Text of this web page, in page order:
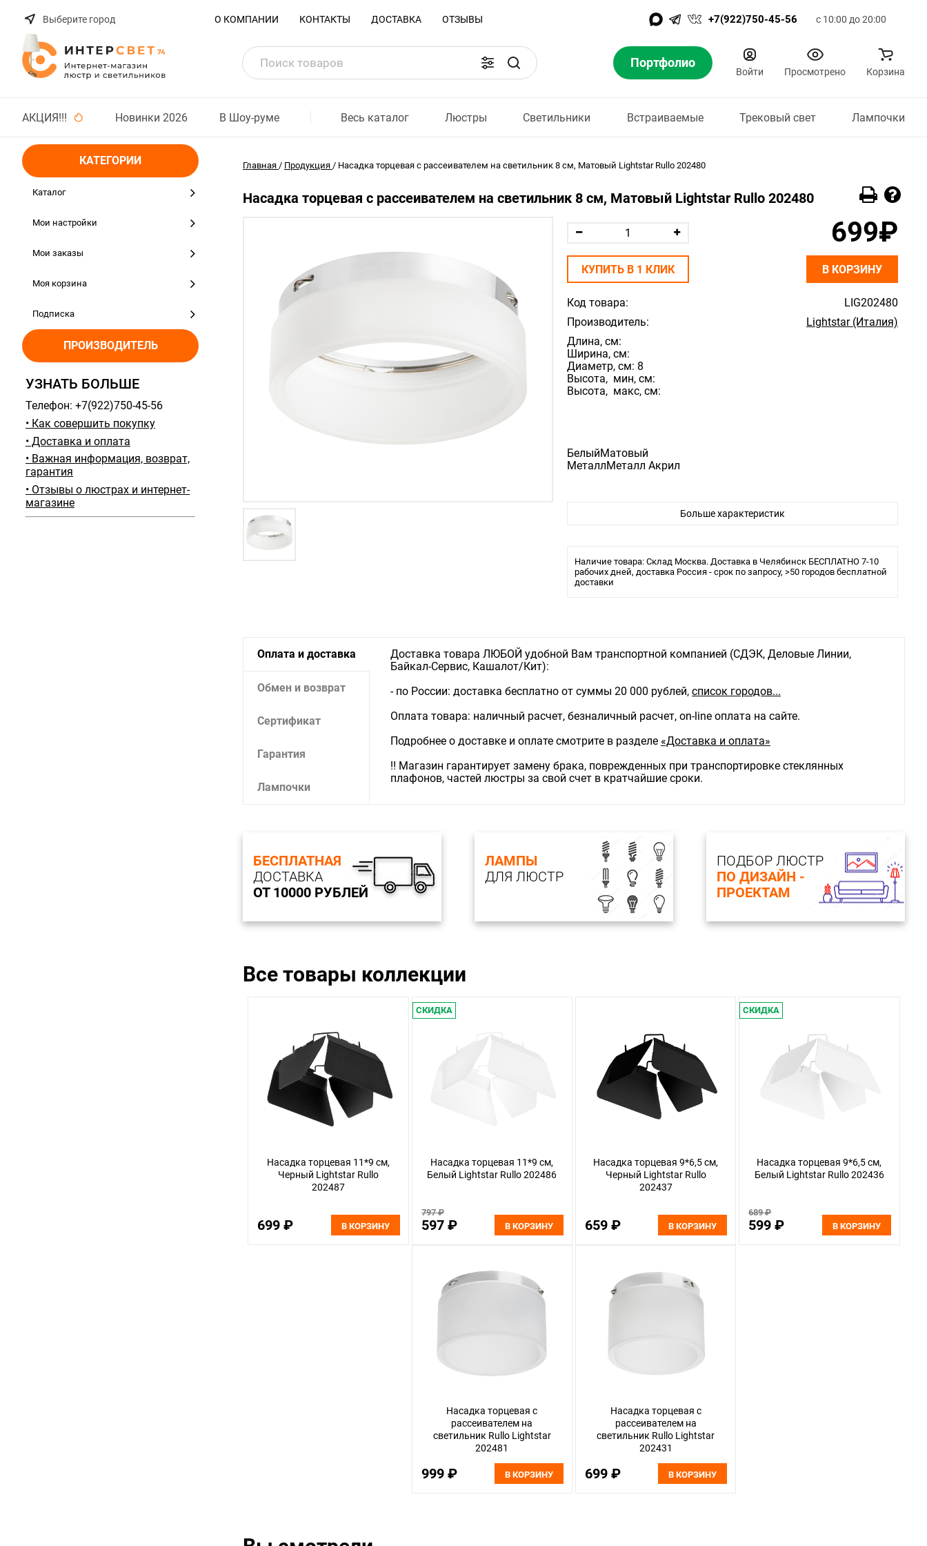
Выберите город О КОМПАНИИ КОНТАКТЫ ДОСТАВКА ОТЗЫВЫ +7(922)750-45-56 с 10:00 до 20:00
Портфолио
Войти Просмотрено Корзина
АКЦИЯ!!! Новинки 2026 В Шоу-руме Весь каталог Люстры Светильники Встраиваемые Трековый свет Лампочки
КАТЕГОРИИ
Каталог
Мои настройки
Мои заказы
Моя корзина
Подписка
ПРОИЗВОДИТЕЛЬ
УЗНАТЬ БОЛЬШЕ
Телефон: +7(922)750-45-56
• Как совершить покупку
• Доставка и оплата
• Важная информация, возврат,
гарантия
• Отзывы о люстрах и интернет-
магазине
Главная / Продукция / Насадка торцевая с рассеивателем на светильник 8 см, Матовый Lightstar Rullo 202480
Насадка торцевая с рассеивателем на светильник 8 см, Матовый Lightstar Rullo 202480
Код товара:
LIG202480
Производитель:
Lightstar (Италия)
Длина, см:
Ширина, см:
Диаметр, см: 8
Высота, мин, см:
Высота, макс, см:
БелыйМатовый
МеталлМеталл Акрил
Больше характеристик
Наличие товара: Склад Москва. Доставка в Челябинск БЕСПЛАТНО 7-10
рабочих дней, доставка Россия - срок по запросу, >50 городов бесплатной
доставки
699₽
КУПИТЬ В 1 КЛИК В КОРЗИНУ
Оплата и доставка
Обмен и возврат
Сертификат
Гарантия
Лампочки
Доставка товара ЛЮБОЙ удобной Вам транспортной компанией (СДЭК, Деловые Линии,
Байкал-Сервис, Кашалот/Кит):
- по России: доставка бесплатно от суммы 20 000 рублей, список городов...
Оплата товара: наличный расчет, безналичный расчет, on-line оплата на сайте.
Подробнее о доставке и оплате смотрите в разделе «Доставка и оплата»
‼️ Магазин гарантирует замену брака, поврежденных при транспортировке стеклянных
плафонов, частей люстры за свой счет в кратчайшие сроки.
БЕСПЛАТНАЯ
ДОСТАВКА
ОТ 10000 РУБЛЕЙ
ЛАМПЫ
ДЛЯ ЛЮСТР
ПОДБОР ЛЮСТР
ПО ДИЗАЙН -
ПРОЕКТАМ
Все товары коллекции
Насадка торцевая 11*9 см,
Черный Lightstar Rullo
202487
699 ₽ В КОРЗИНУ
СКИДКА
Насадка торцевая 11*9 см,
Белый Lightstar Rullo 202486
797 ₽
597 ₽ В КОРЗИНУ
Насадка торцевая 9*6,5 см,
Черный Lightstar Rullo
202437
659 ₽ В КОРЗИНУ
СКИДКА
Насадка торцевая 9*6,5 см,
Белый Lightstar Rullo 202436
689 ₽
599 ₽ В КОРЗИНУ
Насадка торцевая с
рассеивателем на
светильник Rullo Lightstar
202481
999 ₽ В КОРЗИНУ
Насадка торцевая с
рассеивателем на
светильник Rullo Lightstar
202431
699 ₽ В КОРЗИНУ